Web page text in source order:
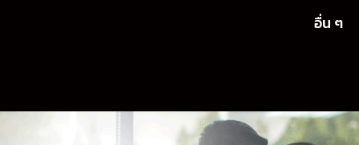
อื่น ๆ